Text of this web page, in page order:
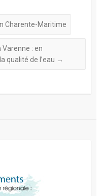
Charente-Maritime
Varenne : en
qualité de l’eau →